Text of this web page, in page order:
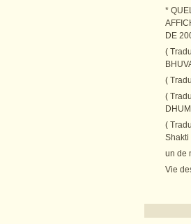
*
DE
(
(
(
(
Shakti
un de
Vie